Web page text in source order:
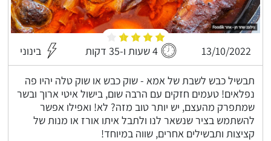
13/10/2022 4 שעות ו-35 דקות בינוני
תבשיל כבש לשבת של אמא - שוק כבש או שוק טלה יהיו פה
נפלאים! טעמים חזקים עם הרבה שום, בישול איטי ארוך ובשר
שמתפרק מהעצם, יש יותר טוב מזה? לא! ואפילו אפשר
להשתמש בציר שנשאר לנו ולתבל איתו אורז או מנות של
קציצות ותבשילים אחרים, שווה במיוחד!